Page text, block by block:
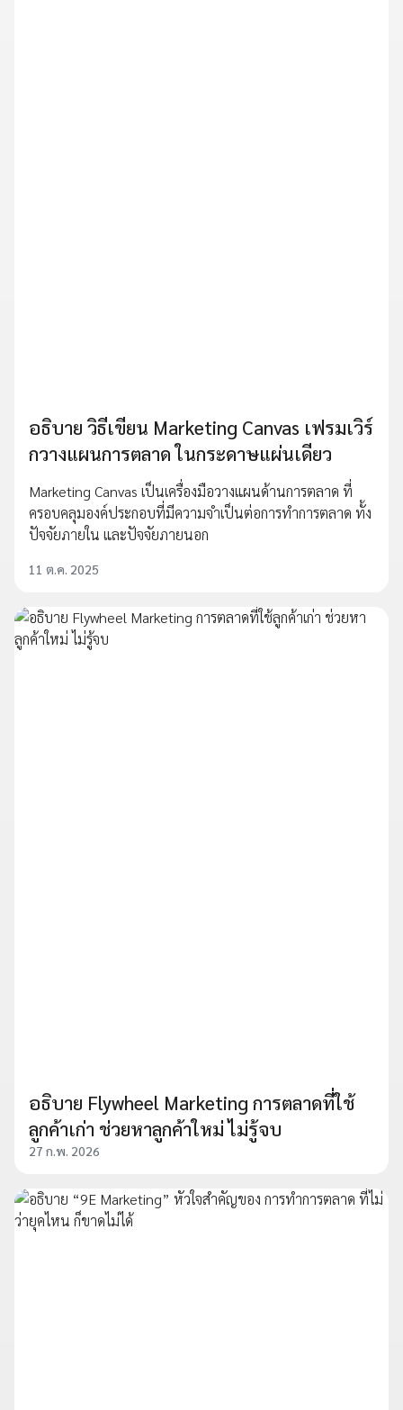
อธิบาย วิธีเขียน Marketing Canvas เฟรมเวิร์
กวางแผนการตลาด ในกระดาษแผ่นเดียว
Marketing Canvas เป็นเครื่องมือวางแผนด้านการตลาด ที่
ครอบคลุมองค์ประกอบที่มีความจำเป็นต่อการทำการตลาด ทั้ง
ปัจจัยภายใน และปัจจัยภายนอก
11 ต.ค. 2025
อธิบาย Flywheel Marketing การตลาดที่ใช้
ลูกค้าเก่า ช่วยหาลูกค้าใหม่ ไม่รู้จบ
27 ก.พ. 2026